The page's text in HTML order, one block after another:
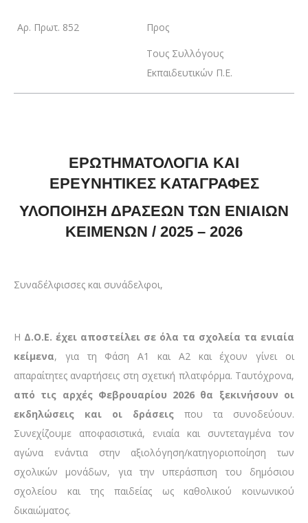
Αρ. Πρωτ. 852
Προς
Τους Συλλόγους
Εκπαιδευτικών Π.Ε.
ΕΡΩΤΗΜΑΤΟΛΟΓΙΑ ΚΑΙ
ΕΡΕΥΝΗΤΙΚΕΣ ΚΑΤΑΓΡΑΦΕΣ
ΥΛΟΠΟΙΗΣΗ ΔΡΑΣΕΩΝ ΤΩΝ ΕΝΙΑΙΩΝ
ΚΕΙΜΕΝΩΝ / 2025 – 2026
Συναδέλφισσες και συνάδελφοι,
Η Δ.Ο.Ε. έχει αποστείλει σε όλα τα σχολεία τα ενιαία
κείμενα, για τη Φάση Α1 και Α2 και έχουν γίνει οι
απαραίτητες αναρτήσεις στη σχετική πλατφόρμα. Ταυτόχρονα,
από τις αρχές Φεβρουαρίου 2026 θα ξεκινήσουν οι
εκδηλώσεις και οι δράσεις που τα συνοδεύουν.
Συνεχίζουμε αποφασιστικά, ενιαία και συντεταγμένα τον
αγώνα ενάντια στην αξιολόγηση/κατηγοριοποίηση των
σχολικών μονάδων, για την υπεράσπιση του δημόσιου
σχολείου και της παιδείας ως καθολικού κοινωνικού
δικαιώματος.